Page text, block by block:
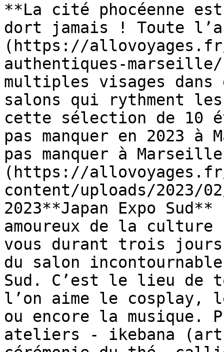
**La cité phocéenne
dort jamais ! Toute
(https://
authentiques-
multiples visages
salons qui rythment
cette sélection de 10
pas manquer en 2023
pas manquer à
(https://
content/uploads/2023/
2023**Japan Expo
amoureux de la culture
vous durant trois
du salon
Sud. C’est le lieu de
l’on aime le cosplay,
ou encore la musique.
ateliers - ikebana